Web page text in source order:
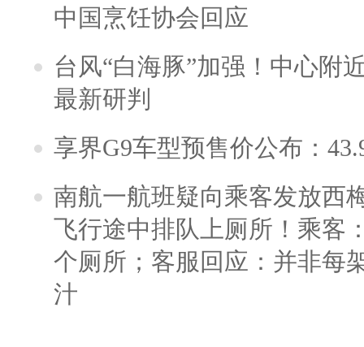
中国烹饪协会回应
台风“白海豚”加强！中心附
最新研判
享界G9车型预售价公布：
南航一航班疑向乘客发放西
飞行途中排队上厕所！乘客
个厕所；客服回应：并非每
汁